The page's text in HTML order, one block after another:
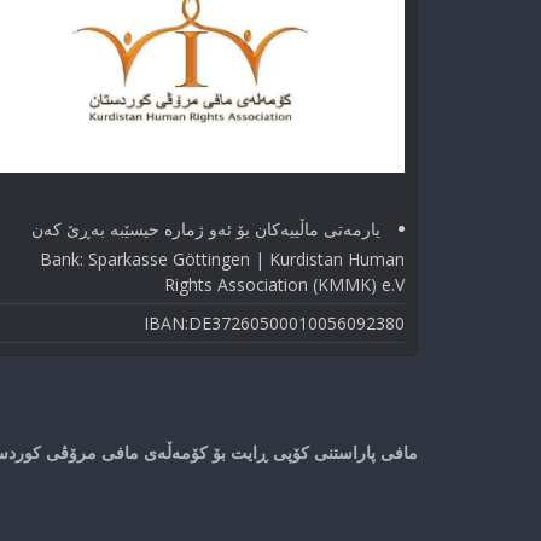
یارمەتی ماڵییەکان بۆ ئەو ژماره حیسێبە بەڕێ کەن
Bank: Sparkasse Göttingen | Kurdistan Human
Rights Association (KMMK) e.V
IBAN:DE37260500010056092380
مافی پاراستنی کۆپی ڕایت بۆ کۆمەڵەی مافی مرۆڤی